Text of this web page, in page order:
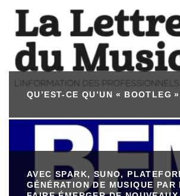
QU’EST-CE QU’UN « BOOTLEG
AVEC SPARK, SUNO,
GÉNÉRATION DE MUSIQUE PAR